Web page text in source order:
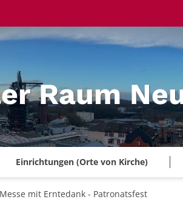
Raum
Einrichtungen (Orte von Kirche)
mit Erntedank - Patronatsfest